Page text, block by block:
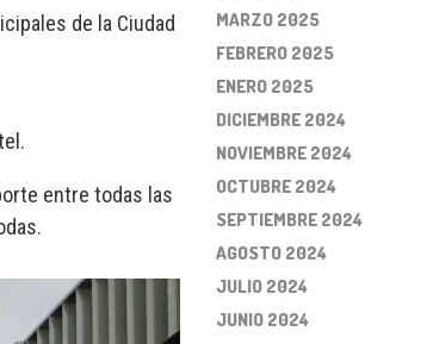
de la Ciudad
entre todas las
MARZO 2025
FEBRERO 2025
ENERO 2025
DICIEMBRE 2024
NOVIEMBRE 2024
OCTUBRE 2024
SEPTIEMBRE 2024
AGOSTO 2024
JULIO 2024
JUNIO 2024